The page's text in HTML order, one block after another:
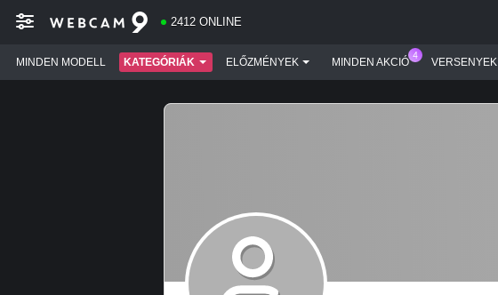
2412 ONLINE
MINDEN MODELL KATEGÓRIÁK ELŐZMÉNYEK MINDEN AKCIÓ VERSENYEK